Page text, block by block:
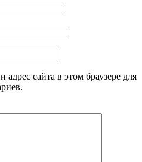
сайта в этом браузере для